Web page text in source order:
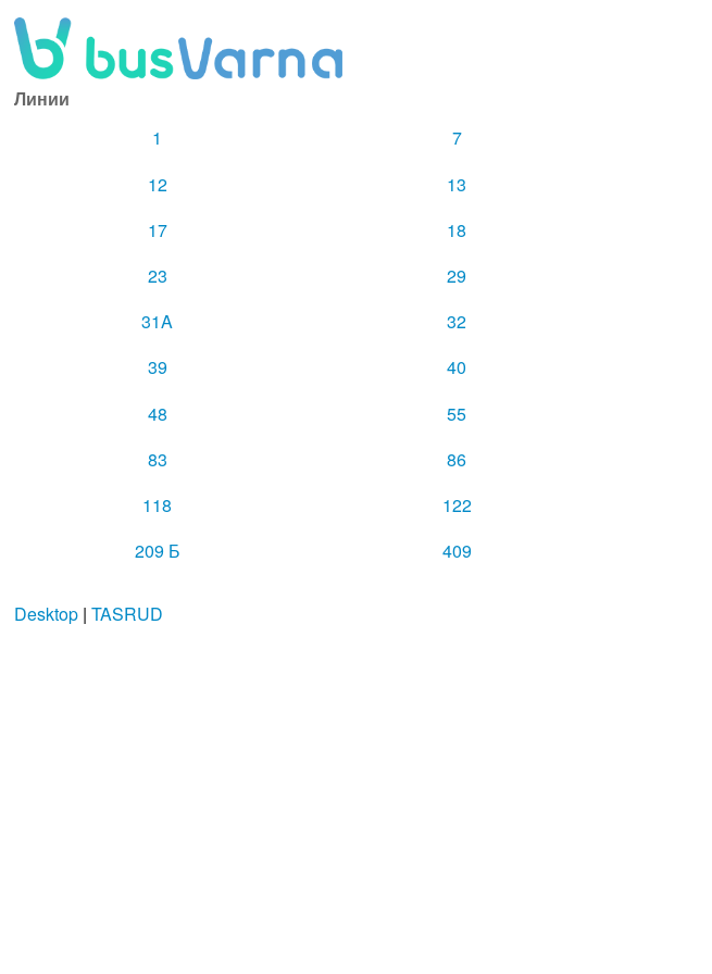
Линии
1
7
12
13
17
18
23
29
31A
32
39
40
48
55
83
86
118
122
209 Б
409
Desktop| TASRUD